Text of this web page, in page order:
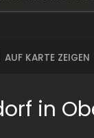
AUF KARTE ZEIGEN
in